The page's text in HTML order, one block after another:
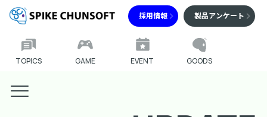
採用情報 製品アンケート
TOPICS GAME EVENT GOODS